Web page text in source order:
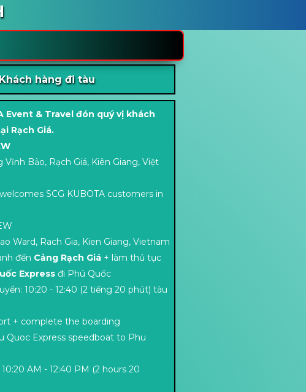
Khách hàng đi tàu
Event & Travel đón quý vị khách
Rạch Giá.
Vĩnh Bảo, Rạch Giá, Kiên Giang, Việt
SCG KUBOTA customers in
Ward, Rach Gia, Kien Giang, Vietnam
đến Cảng Rạch Giá+ làm thủ tục
Expressđi Phú Quốc
10:20 - 12:40 (2 tiếng 20 phút) tàu
+ complete the boarding
Quoc Express speedboat to Phu
AM - 12:40 PM (2 hours 20